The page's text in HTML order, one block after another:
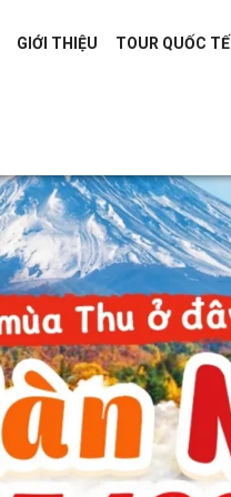
GIỚI THIỆU TOUR QUỐC TẾ